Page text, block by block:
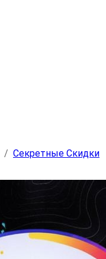
/ Секретные Скидки